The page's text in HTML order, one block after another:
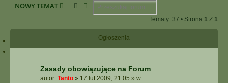
NOWY TEMAT SzukajWyszukiwanie Zaawansowane
Tematy: 37 • Strona 1 Z 1
Ogłoszenia
Zasady obowiązujące na Forum
autor: Tanto » 17 lut 2009, 21:05 » w